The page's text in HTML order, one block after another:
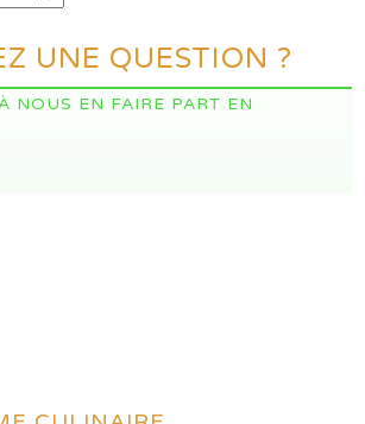
UNE QUESTION ?
NOUS EN FAIRE PART EN